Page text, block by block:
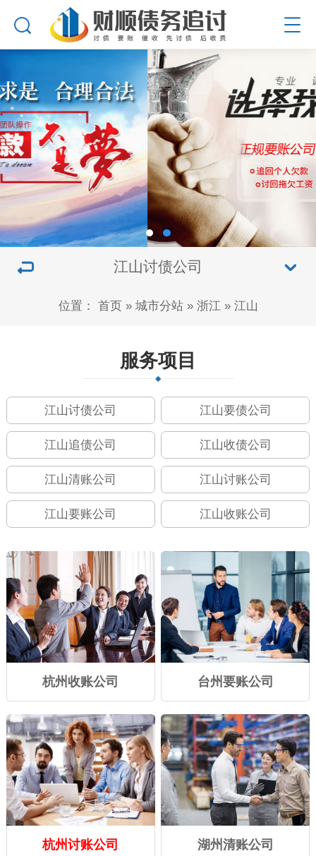
江山讨债公司
位置： 首页» 城市分站» 浙江» 江山
服务项目
江山讨债公司 江山要债公司
江山追债公司 江山收债公司
江山清账公司 江山讨账公司
江山要账公司 江山收账公司
杭州收账公司 台州要账公司
杭州讨账公司 湖州清账公司